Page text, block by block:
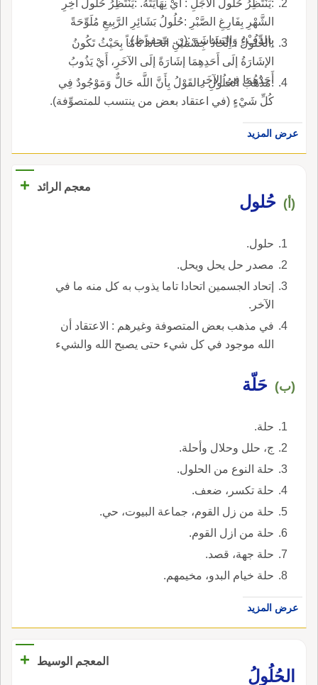
:يَنْتَظِرُ حُلُولَ الأَجَلِ : أَيْ نِهَايَتَهُ. :يَنْتَظِرُ حُلُولَ آخِرِ
الشَّهْرِ بِفَارِغِ الصَّبْرِ :حُلُولُ بَشَائِرِ الرَّبِيعِ مُلَوِّحَةً
بِالدِّفْءِ وَالبَشَاشَةِ :(ن. محفوظ).
:الحُلُولُ : اِتِّحَادُ جِسْمَيْنِ اتِّحاداً تَامّاً بِحَيْثُ تَكُونُ
الإشَارَةُ إلَى أَحَدِهِمَا إشَارَةً إلَى الآخَرِ، أَيْ يَذُوبُ
أَحَدُهُمَا فِي الآخَرِ.
:مَذْهَبُ الحُلُولِ : القَوْلُ بِأَنَّ اللَّه حَالٌّ وَمَوْجُودٌ فِي
كُلِّ شَيْءٍ (في اعتقاد بعض من ينتسب للمتصوِّفة).
عرض المزيد
معجم الرائد +
(أ) حُلول
حلول.
مصدر حل يحل ويحل.
إتحاد الجسمين اتحادا تاما يذوب به كل منه ما في
الآخر.
في مذهب بعض المتصوفة وغيرهم : الاعتقاد أن
الله موجود في كل شيء حتى يصبح الله والشيء
(ب) حَلّة
حلة.
ج، حلل وحلال وأحلة.
حلة النوع من الحلول.
حلة تكسر، ضعف.
حلة من زل القوم، جماعة البيوت، حي.
حلة من ازل القوم.
حلة جهة، قصد.
حلة خيام البدو، مخيمهم.
عرض المزيد
المعجم الوسيط
+
الحُلُولُ